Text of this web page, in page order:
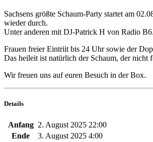
Sachsens größte Schaum-Party startet am
wieder durch.
Unter anderen mit DJ-Patrick H von Radio B6.
Frauen freier Eintriit bis 24 Uhr sowie der
Das heileit ist natürlich der Schaum, der nicht
Wir freuen uns auf euren Besuch in der Box.
Details
Anfang 2. August 2025 22:00
Ende
3. August 2025 4:00